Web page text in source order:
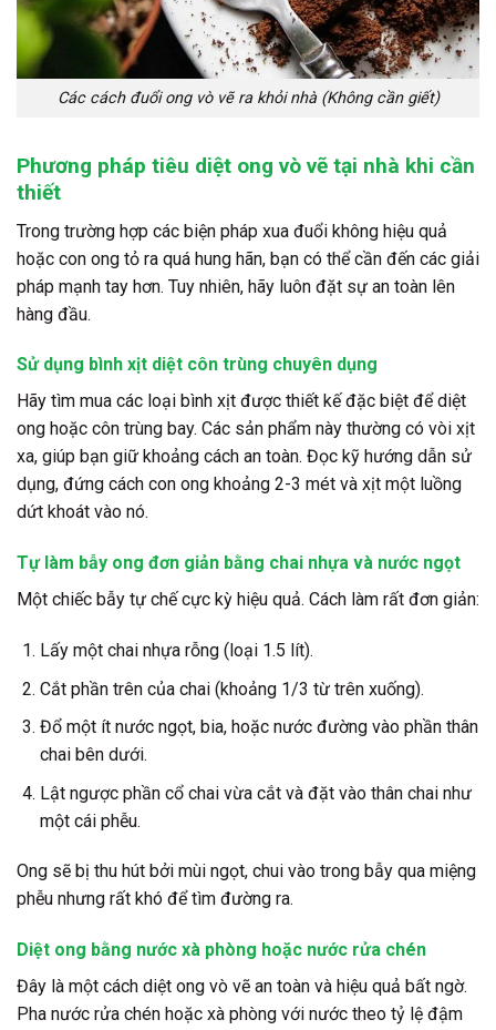
Các cách đuổi ong vò vẽ ra khỏi nhà (Không cần giết)
Phương pháp tiêu diệt ong vò vẽ tại nhà khi cần
thiết
Trong trường hợp các biện pháp xua đuổi không hiệu quả
hoặc con ong tỏ ra quá hung hãn, bạn có thể cần đến các giải
pháp mạnh tay hơn. Tuy nhiên, hãy luôn đặt sự an toàn lên
hàng đầu.
Sử dụng bình xịt diệt côn trùng chuyên dụng
Hãy tìm mua các loại bình xịt được thiết kế đặc biệt để diệt
ong hoặc côn trùng bay. Các sản phẩm này thường có vòi xịt
xa, giúp bạn giữ khoảng cách an toàn. Đọc kỹ hướng dẫn sử
dụng, đứng cách con ong khoảng 2-3 mét và xịt một luồng
dứt khoát vào nó.
Tự làm bẫy ong đơn giản bằng chai nhựa và nước ngọt
Một chiếc bẫy tự chế cực kỳ hiệu quả. Cách làm rất đơn giản:
Lấy một chai nhựa rỗng (loại 1.5 lít).
Cắt phần trên của chai (khoảng 1/3 từ trên xuống).
Đổ một ít nước ngọt, bia, hoặc nước đường vào phần thân
chai bên dưới.
Lật ngược phần cổ chai vừa cắt và đặt vào thân chai như
một cái phễu.
Ong sẽ bị thu hút bởi mùi ngọt, chui vào trong bẫy qua miệng
phễu nhưng rất khó để tìm đường ra.
Diệt ong bằng nước xà phòng hoặc nước rửa chén
Đây là một cách diệt ong vò vẽ an toàn và hiệu quả bất ngờ.
Pha nước rửa chén hoặc xà phòng với nước theo tỷ lệ đậm